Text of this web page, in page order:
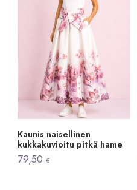
Kaunis naisellinen
kukkakuvioitu pitkä hame
79,50€